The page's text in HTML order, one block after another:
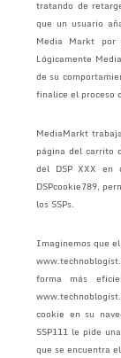
tratando de
que un usuario
Media Markt
Lógicamente
de su
finalice el proceso
MediaMarkt
página del carrito
del DSP XXX en
DSPcookie789,
los SSPs.
Imaginemos que
forma más
cookie en su
SSP111 le pide
que se encuentra